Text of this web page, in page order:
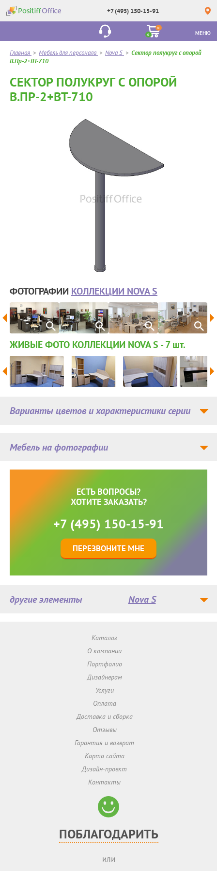
+7 (495) 150-15-91
0
0
МЕНЮ
Главная > Мебель для персонала > Nova S > Сектор полукруг с опорой
В.Пр-2+ВТ-710
СЕКТОР ПОЛУКРУГ С ОПОРОЙ
В.ПР-2+ВТ-710
ФОТОГРАФИИ КОЛЛЕКЦИИ NOVA S
ЖИВЫЕ ФОТО КОЛЛЕКЦИИ NOVA S - 7шт.
Мебель на фотографии
Варианты цветов и характеристики серии
ЕСТЬ ВОПРОСЫ?
ХОТИТЕ ЗАКАЗАТЬ?
+7 (495) 150-15-91
ПЕРЕЗВОНИТЕ МНЕ
другие элементы Nova S
Каталог
О компании
Портфолио
Дизайнерам
Услуги
Оплата
Доставка и сборка
Отзывы
Гарантия и возврат
Карта сайта
Дизайн-проект
Контакты
ПОБЛАГОДАРИТЬ
или